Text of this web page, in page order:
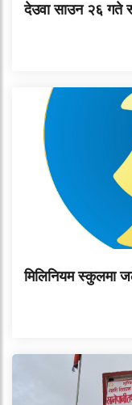
देउवा साउन २६ गते
मिलिनियम स्कुलमा